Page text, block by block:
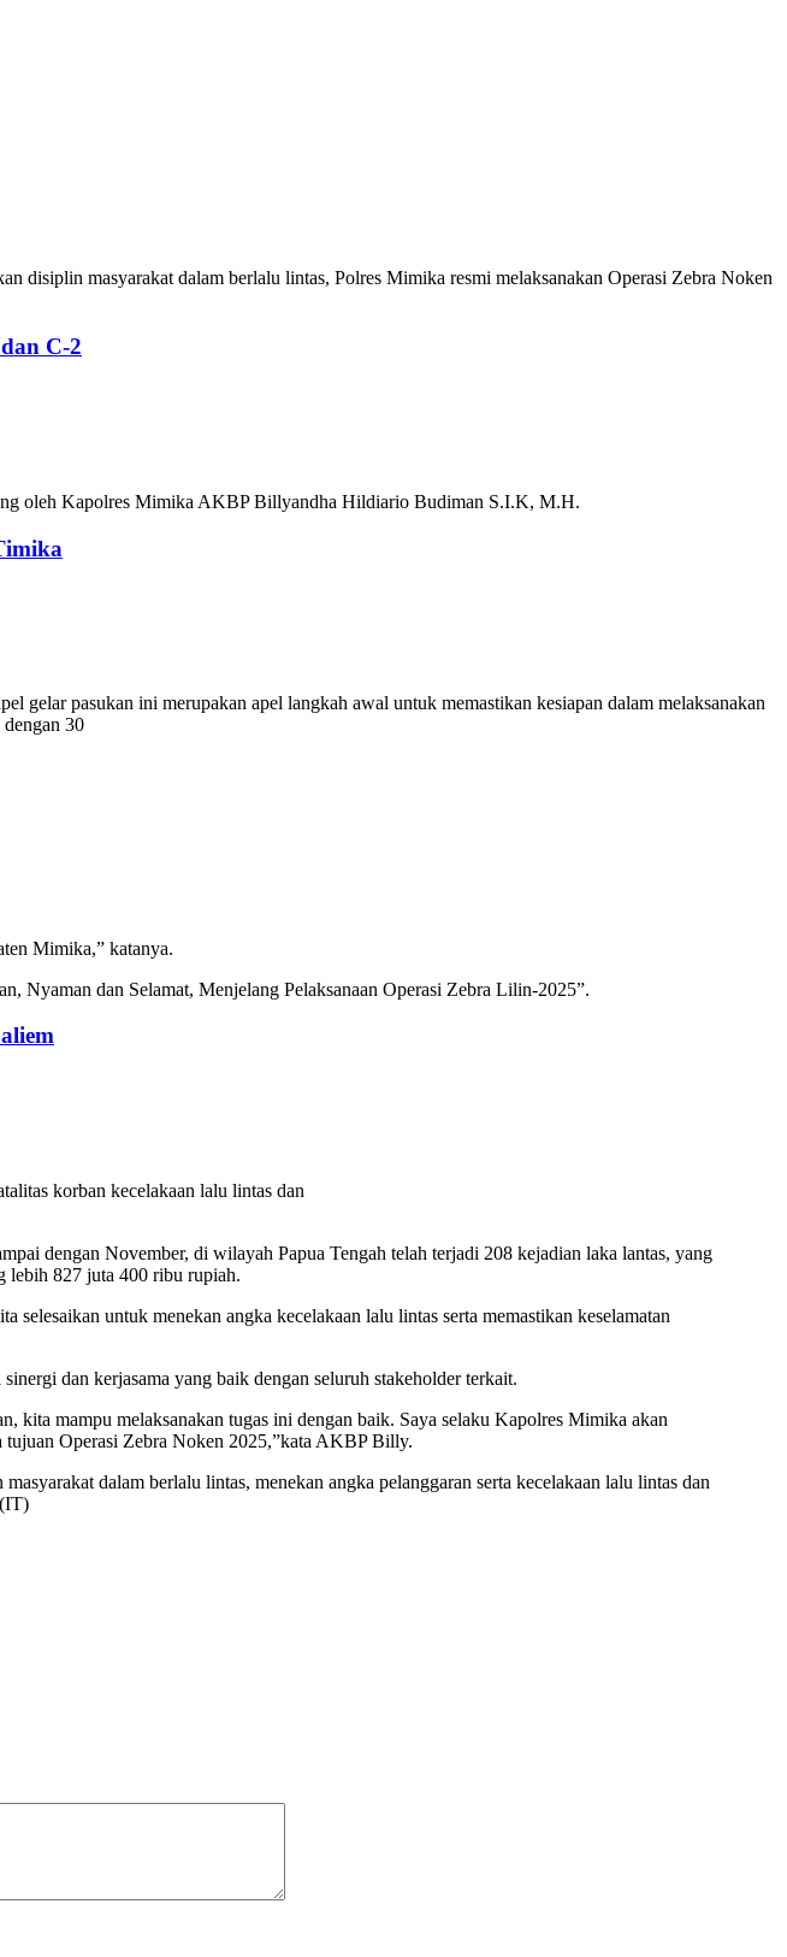
disiplin masyarakat dalam berlalu lintas, Polres Mimika resmi melaksanakan Operasi Zebra Noken
C-2
oleh Kapolres Mimika AKBP Billyandha Hildiario Budiman S.I.K, M.H.
pasukan ini merupakan apel langkah awal untuk memastikan kesiapan dalam melaksanakan
30
Mimika,” katanya.
Nyaman dan Selamat, Menjelang Pelaksanaan Operasi Zebra Lilin-2025”.
korban kecelakaan lalu lintas dan
dengan November, di wilayah Papua Tengah telah terjadi 208 kejadian laka lantas, yang
lebih 827 juta 400 ribu rupiah.
untuk menekan angka kecelakaan lalu lintas serta memastikan keselamatan
dan kerjasama yang baik dengan seluruh stakeholder terkait.
kita mampu melaksanakan tugas ini dengan baik. Saya selaku Kapolres Mimika akan
tujuan Operasi Zebra Noken 2025,”kata AKBP Billy.
dalam berlalu lintas, menekan angka pelanggaran serta kecelakaan lalu lintas dan